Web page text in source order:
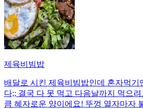
제육비빔밥
배달로 시킨 제육비빔밥인데 혼자먹기
다;; 결국 다 못 먹고 다음날까지 먹으
큼 혜자로운 양이에요! 뚜껑 열자마자